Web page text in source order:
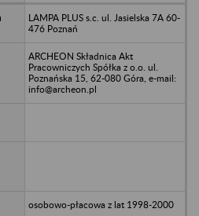
LAMPA PLUS s.c. ul. Jasielska 7A 60-
476 Poznań
ARCHEON Składnica Akt
Pracowniczych Spółka z o.o. ul.
Poznańska 15, 62-080 Góra, e-mail:
info@archeon.pl
osobowo-płacowa z lat 1998-2000